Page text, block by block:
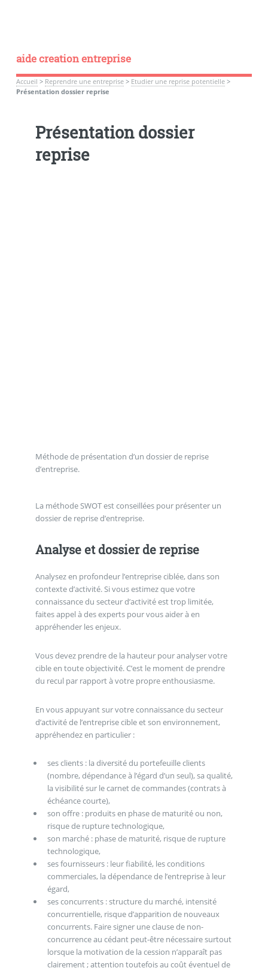
aide creation entreprise
Accueil > Reprendre une entreprise> Etudier une reprise potentielle>
Présentation dossier reprise
Présentation dossier
reprise
Méthode de présentation d’un dossier de reprise
d’entreprise.
La méthode SWOT est conseillées pour présenter un
dossier de reprise d’entreprise.
Analyse et dossier de reprise
Analysez en profondeur l’entreprise ciblée, dans son
contexte d’activité. Si vous estimez que votre
connaissance du secteur d’activité est trop limitée,
faites appel à des experts pour vous aider à en
appréhender les enjeux.
Vous devez prendre de la hauteur pour analyser votre
cible en toute objectivité. C’est le moment de prendre
du recul par rapport à votre propre enthousiasme.
En vous appuyant sur votre connaissance du secteur
d’activité de l’entreprise cible et son environnement,
appréhendez en particulier :
ses clients : la diversité du portefeuille clients
(nombre, dépendance à l’égard d’un seul), sa qualité,
la visibilité sur le carnet de commandes (contrats à
échéance courte),
son offre : produits en phase de maturité ou non,
risque de rupture technologique,
son marché : phase de maturité, risque de rupture
technologique,
ses fournisseurs : leur fiabilité, les conditions
commerciales, la dépendance de l’entreprise à leur
égard,
ses concurrents : structure du marché, intensité
concurrentielle, risque d’apparition de nouveaux
concurrents. Faire signer une clause de non-
concurrence au cédant peut-être nécessaire surtout
lorsque la motivation de la cession n’apparaît pas
clairement ; attention toutefois au coût éventuel de